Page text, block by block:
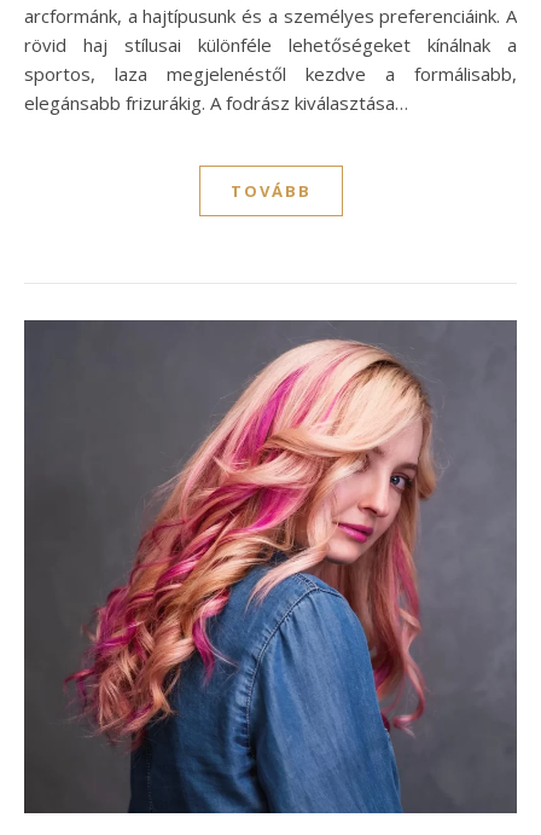
arcformánk, a hajtípusunk és a személyes preferenciáink. A
rövid haj stílusai különféle lehetőségeket kínálnak a
sportos, laza megjelenéstől kezdve a formálisabb,
elegánsabb frizurákig. A fodrász kiválasztása…
TOVÁBB